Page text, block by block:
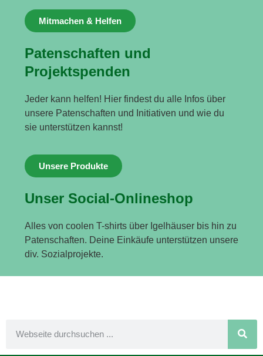
Mitmachen & Helfen
Patenschaften und
Projektspenden
Jeder kann helfen! Hier findest du alle Infos über
unsere Patenschaften und Initiativen und wie du
sie unterstützen kannst!
Unsere Produkte
Unser Social-Onlineshop
Alles von coolen T-shirts über Igelhäuser bis hin zu
Patenschaften. Deine Einkäufe unterstützen unsere
div. Sozialprojekte.